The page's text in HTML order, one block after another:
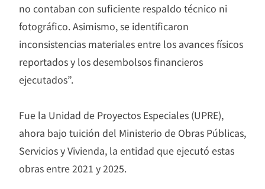
no contaban con suficiente respaldo técnico ni
fotográfico. Asimismo, se identificaron
inconsistencias materiales entre los avances físicos
reportados y los desembolsos financieros
ejecutados”.
Fue la Unidad de Proyectos Especiales (UPRE),
ahora bajo tuición del Ministerio de Obras Públicas,
Servicios y Vivienda, la entidad que ejecutó estas
obras entre 2021 y 2025.